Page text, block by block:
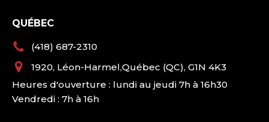
QUÉBEC
(418) 687-2310
1920, Léon-Harmel,Québec (QC), G1N 4K3
Heures d'ouverture : lundi au jeudi 7h à 16h30
Vendredi : 7h à 16h